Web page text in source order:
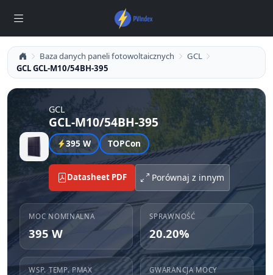
Baza danych paneli fotowoltaicznych
GCL
GCL GCL-M10/54BH-395
GCL
GCL-M10/54BH-395
395 W TOPCon
Datasheet PDF Porównaj z innym
MOC NOMINALNA
395 W
SPRAWNOŚĆ
20.20%
WSP. TEMP. PMAX GWARANCJA MOCY